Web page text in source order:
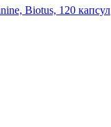
Biotus, 120 капсул